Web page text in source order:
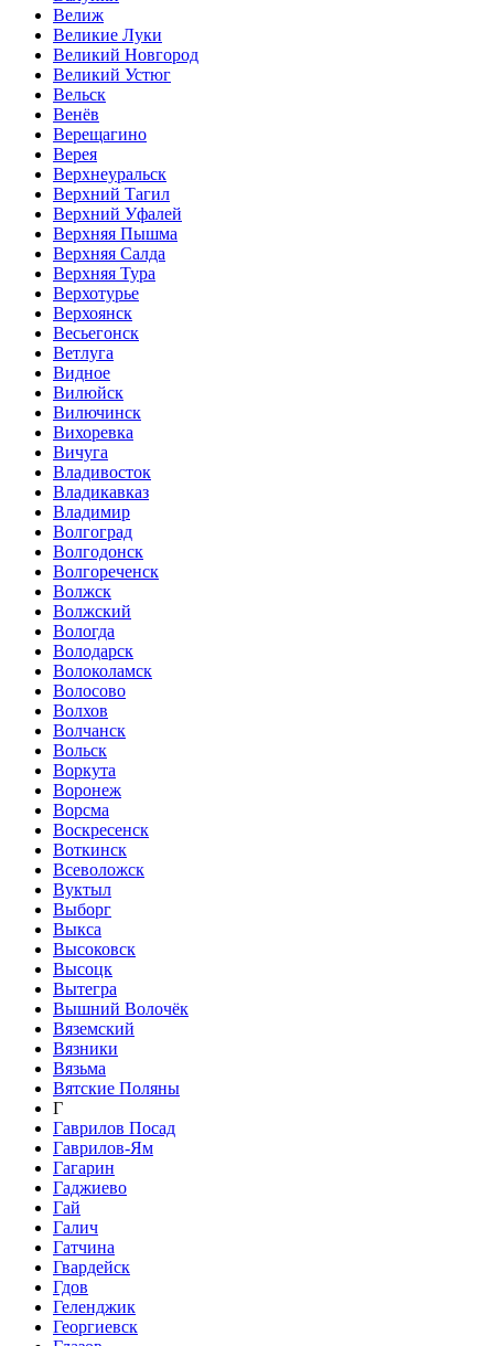
Велиж
Великие Луки
Великий Новгород
Великий Устюг
Вельск
Венёв
Верещагино
Верея
Верхнеуральск
Верхний Тагил
Верхний Уфалей
Верхняя Пышма
Верхняя Салда
Верхняя Тура
Верхотурье
Верхоянск
Весьегонск
Ветлуга
Видное
Вилюйск
Вилючинск
Вихоревка
Вичуга
Владивосток
Владикавказ
Владимир
Волгоград
Волгодонск
Волгореченск
Волжск
Волжский
Вологда
Володарск
Волоколамск
Волосово
Волхов
Волчанск
Вольск
Воркута
Воронеж
Ворсма
Воскресенск
Воткинск
Всеволожск
Вуктыл
Выборг
Выкса
Высоковск
Высоцк
Вытегра
Вышний Волочёк
Вяземский
Вязники
Вязьма
Вятские Поляны
Г
Гаврилов Посад
Гаврилов-Ям
Гагарин
Гаджиево
Гай
Галич
Гатчина
Гвардейск
Гдов
Геленджик
Георгиевск